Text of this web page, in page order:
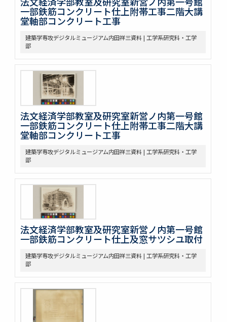
一部鉄筋コンクリート仕上附帯工事二階大講
堂軸部コンクリート工事
建築学専攻デジタルミュージアム内田祥三資料 | 工学系研究科・工学
部
法文経済学部教室及研究室新営ノ内第一号館
一部鉄筋コンクリート仕上附帯工事二階大講
堂軸部コンクリート工事
建築学専攻デジタルミュージアム内田祥三資料 | 工学系研究科・工学
部
法文経済学部教室及研究室新営ノ内第一号館
一部鉄筋コンクリート仕上及窓サツシユ取付
建築学専攻デジタルミュージアム内田祥三資料 | 工学系研究科・工学
部